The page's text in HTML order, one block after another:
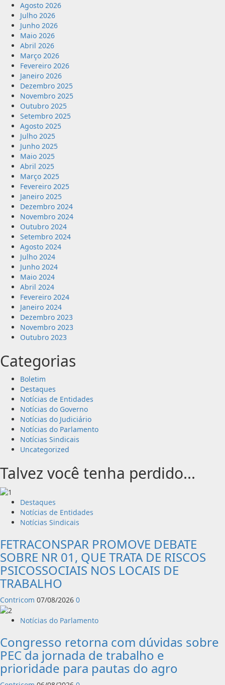
Agosto 2026
Julho 2026
Junho 2026
Maio 2026
Abril 2026
Março 2026
Fevereiro 2026
Janeiro 2026
Dezembro 2025
Novembro 2025
Outubro 2025
Setembro 2025
Agosto 2025
Julho 2025
Junho 2025
Maio 2025
Abril 2025
Março 2025
Fevereiro 2025
Janeiro 2025
Dezembro 2024
Novembro 2024
Outubro 2024
Setembro 2024
Agosto 2024
Julho 2024
Junho 2024
Maio 2024
Abril 2024
Fevereiro 2024
Janeiro 2024
Dezembro 2023
Novembro 2023
Outubro 2023
Categorias
Boletim
Destaques
Notícias de Entidades
Notícias do Governo
Notícias do Judiciário
Notícias do Parlamento
Notícias Sindicais
Uncategorized
Talvez você tenha perdido...
Destaques
Notícias de Entidades
Notícias Sindicais
FETRACONSPAR PROMOVE DEBATE
SOBRE NR 01, QUE TRATA DE RISCOS
PSICOSSOCIAIS NOS LOCAIS DE
TRABALHO
Contricom 07/08/2026 0
Notícias do Parlamento
Congresso retorna com dúvidas sobre
PEC da jornada de trabalho e
prioridade para pautas do agro